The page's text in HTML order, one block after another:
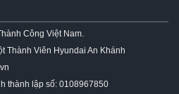
Công Việt Nam.
Thành Viên Hyundai An Khánh
thành lập số: 0108967850